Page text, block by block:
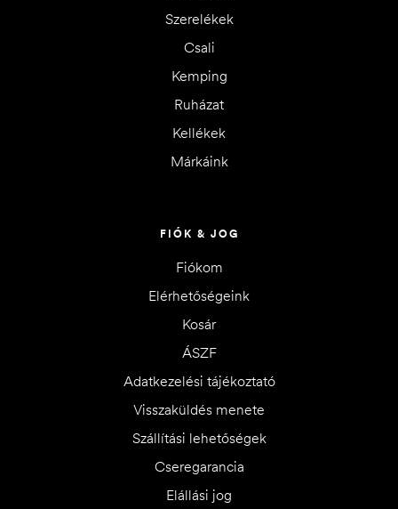
Szerelékek
Csali
Kemping
Ruházat
Kellékek
Márkáink
FIÓK & JOG
Fiókom
Elérhetőségeink
Kosár
ÁSZF
Adatkezelési tájékoztató
Visszaküldés menete
Szállítási lehetőségek
Cseregarancia
Elállási jog